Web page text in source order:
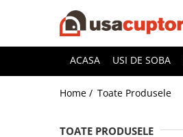
Accesorii si componente
Cuptor soba
Admisie aer pentru ardere
ACASA USI DE SOBA
Home / Toate Produsele
TOATE PRODUSELE